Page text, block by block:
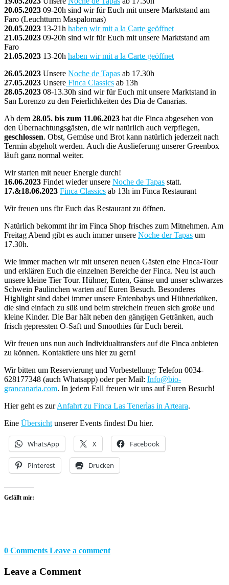
20.05.2023 09-20h sind wir für Euch mit unsere Marktstand am
Faro (Leuchtturm Maspalomas)
20.05.2023 13-21h haben wir mit a la Carte geöffnet
21.05.2023 09-20h sind wir für Euch mit unsere Marktstand am
Faro
21.05.2023 13-20h haben wir mit a la Carte geöffnet
26.05.2023 Unsere Noche de Tapas ab 17.30h
27.05.2023 Unsere Finca Classics ab 13h
28.05.2023 08-13.30h sind wir für Euch mit unsere Marktstand in
San Lorenzo zu den Feierlichkeiten des Dia de Canarias.
Ab dem 28.05. bis zum 11.06.2023 hat die Finca abgesehen von
den Übernachtungsgästen, die wir natürlich auch verpflegen,
geschlossen. Obst, Gemüse und Brot kann natürlich jederzeit nach
Termin abgeholt werden. Auch die Auslieferung unserer Greenbox
läuft ganz normal weiter.
Wir starten mit neuer Energie durch!
16.06.2023 Findet wieder unsere Noche de Tapas statt.
17.&18.06.2023 Finca Classics ab 13h im Finca Restaurant
Wir freuen uns für Euch das Restaurant zu öffnen.
Natürlich bekommt ihr im Finca Shop frisches zum Mitnehmen. Am
Freitag Abend gibt es auch immer unsere Noche der Tapas um
17.30h.
Wie immer machen wir mit unseren neuen Gästen eine Finca-Tour
und erklären Euch die einzelnen Bereiche der Finca. Neu ist auch
unsere kleine Tier Tour. Hühner, Enten, Gänse und unser schwarzes
Schwein Paulinchen warten auf Euren Besuch. Besonderes
Highlight sind dabei immer unsere Entenbabys und Hühnerküken,
die sind einfach zu süß und beim streicheln freuen sich große und
kleine Kinder. Die Bar hält neben den gängigen Getränken, auch
frisch gepressten O-Saft und Smoothies für Euch bereit.
Wir freuen uns nun auch Individualtransfers auf die Finca anbieten
zu können. Kontaktiere uns hier zu gern!
Wir bitten um Reservierung und Vorbestellung: Telefon 0034-
628177348 (auch Whatsapp) oder per Mail: Info@bio-
grancanaria.com. In jedem Fall freuen wir uns auf Euren Besuch!
Hier geht es zurAnfahrt zu Finca Las Tenerìas in Arteara.
Eine Übersicht unserer Events findest Du hier.
WhatsApp X Facebook
Pinterest Drucken
Gefällt mir:
0 Comments Leave a comment
Leave a Comment